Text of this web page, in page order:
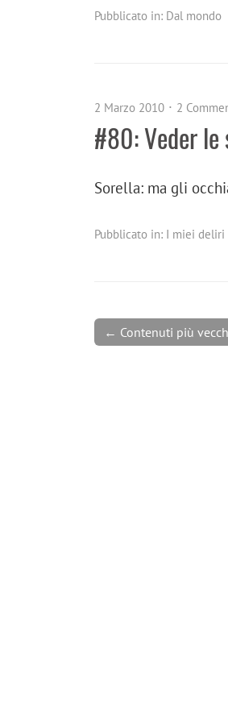
Pubblicato in: Dal mondo
2 Marzo 2010 2
#80: Veder le
Sorella: ma gli
Pubblicato in: I miei deliri
← Contenuti più